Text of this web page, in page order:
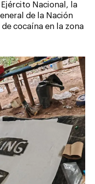
Nacional, la
de la Nación
cocaína en la zona